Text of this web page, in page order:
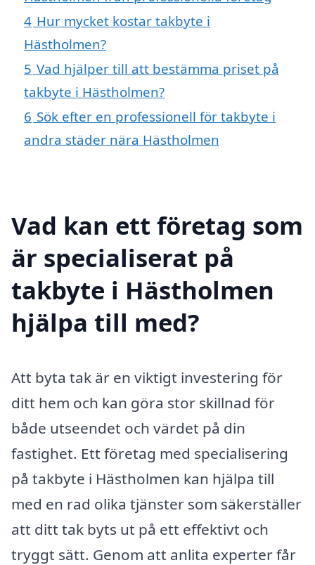
4 Hur mycket kostar takbyte i
Hästholmen?
5 Vad hjälper till att bestämma priset på
takbyte i Hästholmen?
6 Sök efter en professionell för takbyte i
andra städer nära Hästholmen
Vad kan ett företag som
är specialiserat på
takbyte i Hästholmen
hjälpa till med?
Att byta tak är en viktigt investering för
ditt hem och kan göra stor skillnad för
både utseendet och värdet på din
fastighet. Ett företag med specialisering
på takbyte i Hästholmen kan hjälpa till
med en rad olika tjänster som säkerställer
att ditt tak byts ut på ett effektivt och
tryggt sätt. Genom att anlita experter får